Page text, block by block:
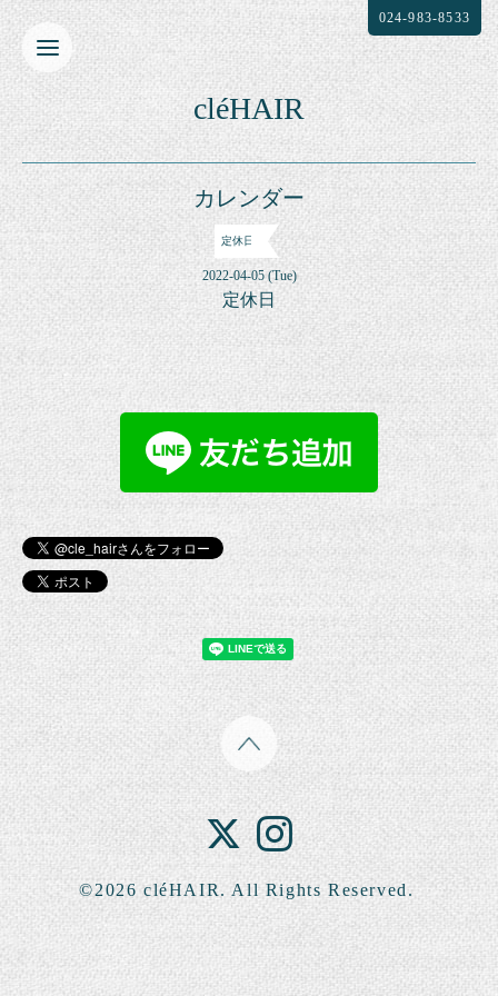
cléHAIR
024-983-8533
カレンダー
定休日
2022-04-05 (Tue)
定休日
©2026cléHAIR. All Rights Reserved.